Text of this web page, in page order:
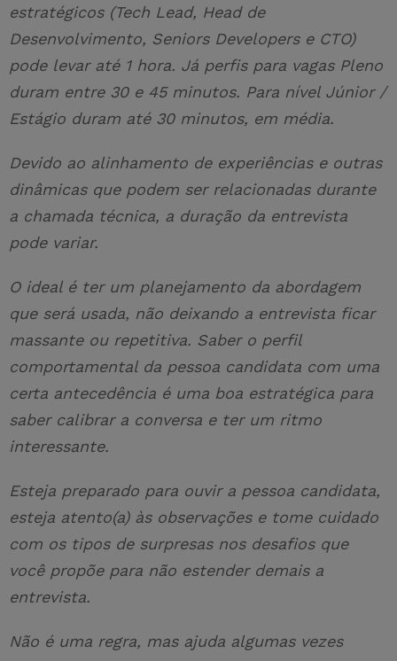
estratégicos (Tech Lead, Head de
Desenvolvimento, Seniors Developers e CTO)
pode levar até 1 hora. Já perfis para vagas Pleno
duram entre 30 e 45 minutos. Para nível Júnior /
Estágio duram até 30 minutos, em média.
Devido ao alinhamento de experiências e outras
dinâmicas que podem ser relacionadas durante
a chamada técnica, a duração da entrevista
pode variar.
O ideal é ter um planejamento da abordagem
que será usada, não deixando a entrevista ficar
massante ou repetitiva. Saber o perfil
comportamental da pessoa candidata com uma
certa antecedência é uma boa estratégica para
saber calibrar a conversa e ter um ritmo
interessante.
Esteja preparado para ouvir a pessoa candidata,
esteja atento(a) às observações e tome cuidado
com os tipos de surpresas nos desafios que
você propõe para não estender demais a
entrevista.
Não é uma regra, mas ajuda algumas vezes